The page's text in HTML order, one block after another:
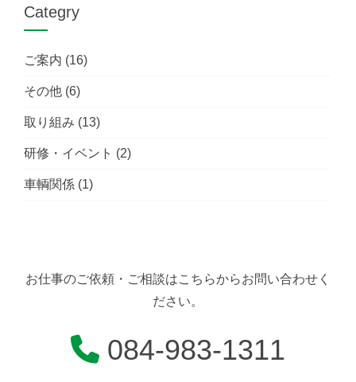
Categry
ご案内 (16)
その他 (6)
取り組み (13)
研修・イベント (2)
車輌関係 (1)
お仕事のご依頼・ご相談はこちらからお問い合わせく
ださい。
084-983-1311